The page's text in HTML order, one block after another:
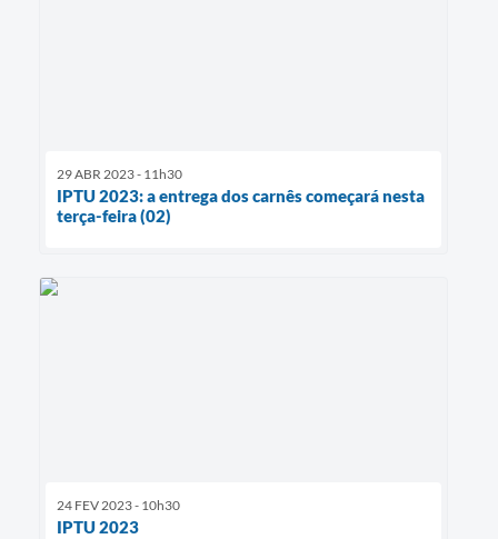
29 ABR 2023 - 11h30
IPTU 2023: a entrega dos carnês começará nesta
terça-feira (02)
24 FEV 2023 - 10h30
IPTU 2023